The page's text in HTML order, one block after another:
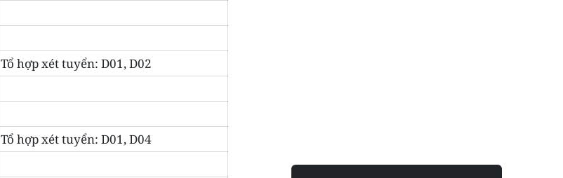
Tổ hợp xét tuyển: D01, D02
Tổ hợp xét tuyển: D01, D04